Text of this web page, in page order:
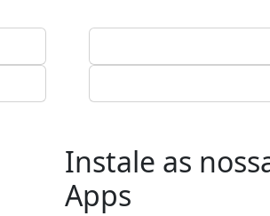
Instale as
Apps